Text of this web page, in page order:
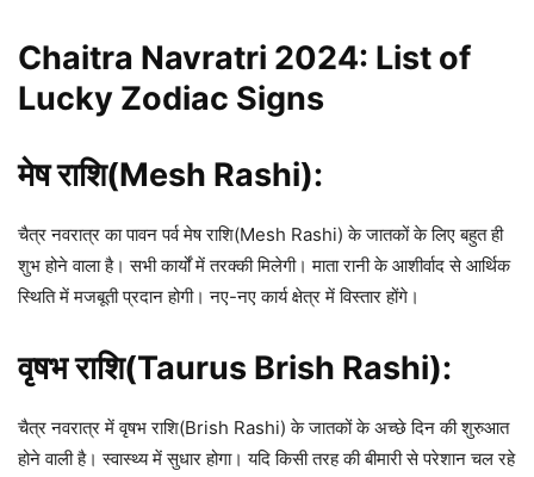
Chaitra Navratri 2024: List of
Lucky Zodiac Signs
मेष राशि(Mesh Rashi):
चैत्र नवरात्र का पावन पर्व मेष राशि(Mesh Rashi) के जातकों के लिए बहुत ही
शुभ होने वाला है। सभी कार्यों में तरक्की मिलेगी। माता रानी के आशीर्वाद से आर्थिक
स्थिति में मजबूती प्रदान होगी। नए-नए कार्य क्षेत्र में विस्तार होंगे।
वृषभ राशि(Taurus Brish Rashi):
चैत्र नवरात्र में वृषभ राशि(Brish Rashi) के जातकों के अच्छे दिन की शुरुआत
होने वाली है। स्वास्थ्य में सुधार होगा। यदि किसी तरह की बीमारी से परेशान चल रहे